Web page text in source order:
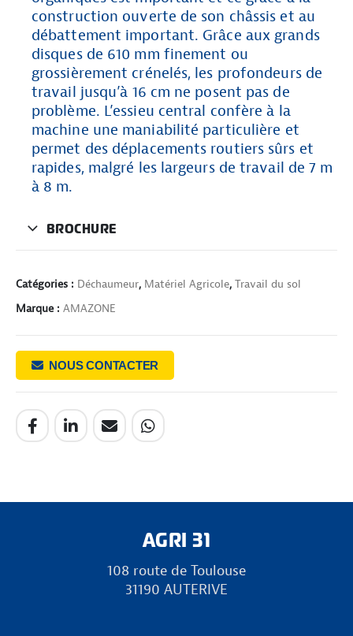
construction ouverte de son châssis et au
débattement important. Grâce aux grands
disques de 610 mm finement ou
grossièrement crénelés, les profondeurs de
travail jusqu’à 16 cm ne posent pas de
problème. L’essieu central confère à la
machine une maniabilité particulière et
permet des déplacements routiers sûrs et
rapides, malgré les largeurs de travail de 7 m
à 8 m.
BROCHURE
Catégories : Déchaumeur, Matériel Agricole, Travail du sol
Marque : AMAZONE
NOUS CONTACTER
AGRI 31
108 route de Toulouse
31190 AUTERIVE